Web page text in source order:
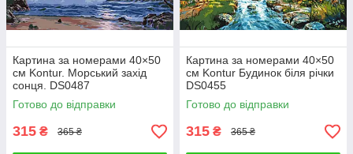
Картина за номерами 40×50
см Kontur. Морський захід
сонця. DS0487
Готово до відправки
315 ₴ 365 ₴
Картина за номерами 40×50
см Kontur Будинок біля річки
DS0455
Готово до відправки
315 ₴ 365 ₴